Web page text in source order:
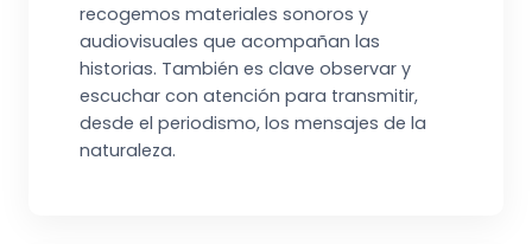
recogemos materiales sonoros y
audiovisuales que acompañan las
historias. También es clave observar y
escuchar con atención para transmitir,
desde el periodismo, los mensajes de la
naturaleza.